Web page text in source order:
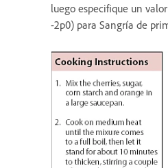
luego especifique un
-2p0) para Sangría de